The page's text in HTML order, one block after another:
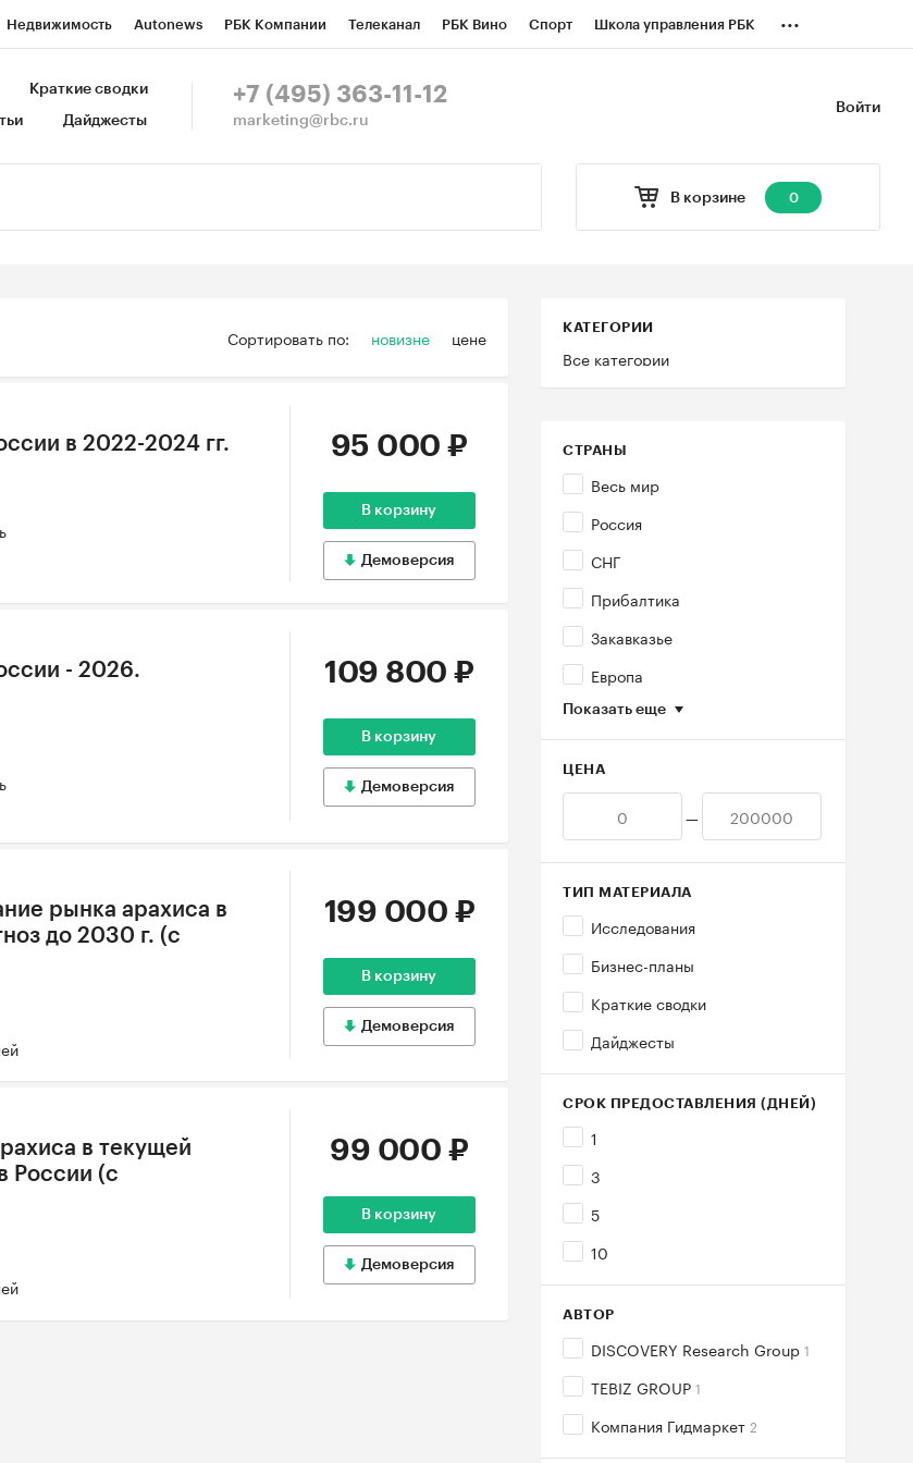
Недвижимость Autonews РБК Компании Телеканал РБК Вино Спорт Школа управления РБК
СПб Конференции СПб Спецпроекты
...
Войти
Краткие сводки
Дайджесты
+7 (495) 363-11-12
marketing@rbc.ru
В корзине 0
Сортировать по: новизне цене КАТЕГОРИИ
Все категории
СТРАНЫ
Весь мир
Россия
СНГ
Прибалтика
Закавказье
Европа
Показать еще
ЦЕНА
—
ТИП МАТЕРИАЛА
Исследования
Бизнес-планы
Краткие сводки
Дайджесты
СРОК ПРЕДОСТАВЛЕНИЯ (ДНЕЙ)
1
3
5
10
АВТОР
DISCOVERY Research Group 1
TEBIZ GROUP 1
Компания Гидмаркет 2
в 2022-2024 гг. 95 000 ₽
В корзину
Демоверсия
- 2026.
109 800 ₽
В корзину
Демоверсия
рынка арахиса в
до 2030 г. (с
199 000 ₽
В корзину
Демоверсия
в текущей
России (с
99 000 ₽
В корзину
Демоверсия